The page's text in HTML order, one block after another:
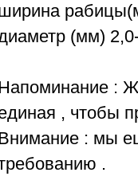
(мм)
:
, чтобы
: мы
.